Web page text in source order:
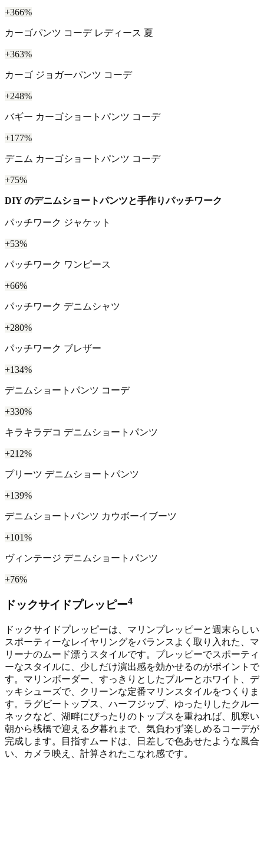
+366%
カーゴパンツ コーデ レディース 夏
+363%
カーゴ ジョガーパンツ コーデ
+248%
バギー カーゴショートパンツ コーデ
+177%
デニム カーゴショートパンツ コーデ
+75%
DIY のデニムショートパンツと手作りパッチワーク
パッチワーク ジャケット
+53%
パッチワーク ワンピース
+66%
パッチワーク デニムシャツ
+280%
パッチワーク ブレザー
+134%
デニムショートパンツ コーデ
+330%
キラキラデコ デニムショートパンツ
+212%
プリーツ デニムショートパンツ
+139%
デニムショートパンツ カウボーイブーツ
+101%
ヴィンテージ デニムショートパンツ
+76%
ドックサイドプレッピー4
ドックサイドプレッピーは、マリンプレッピーと週末らしい
スポーティーなレイヤリングをバランスよく取り入れた、マ
リーナのムード漂うスタイルです。プレッピーでスポーティ
ーなスタイルに、少しだけ演出感を効かせるのがポイントで
す。マリンボーダー、すっきりとしたブルーとホワイト、デ
ッキシューズで、クリーンな定番マリンスタイルをつくりま
す。ラグビートップス、ハーフジップ、ゆったりしたクルー
ネックなど、湖畔にぴったりのトップスを重ねれば、肌寒い
朝から桟橋で迎える夕暮れまで、気負わず楽しめるコーデが
完成します。目指すムードは、日差しで色あせたような風合
い、カメラ映え、計算されたこなれ感です。